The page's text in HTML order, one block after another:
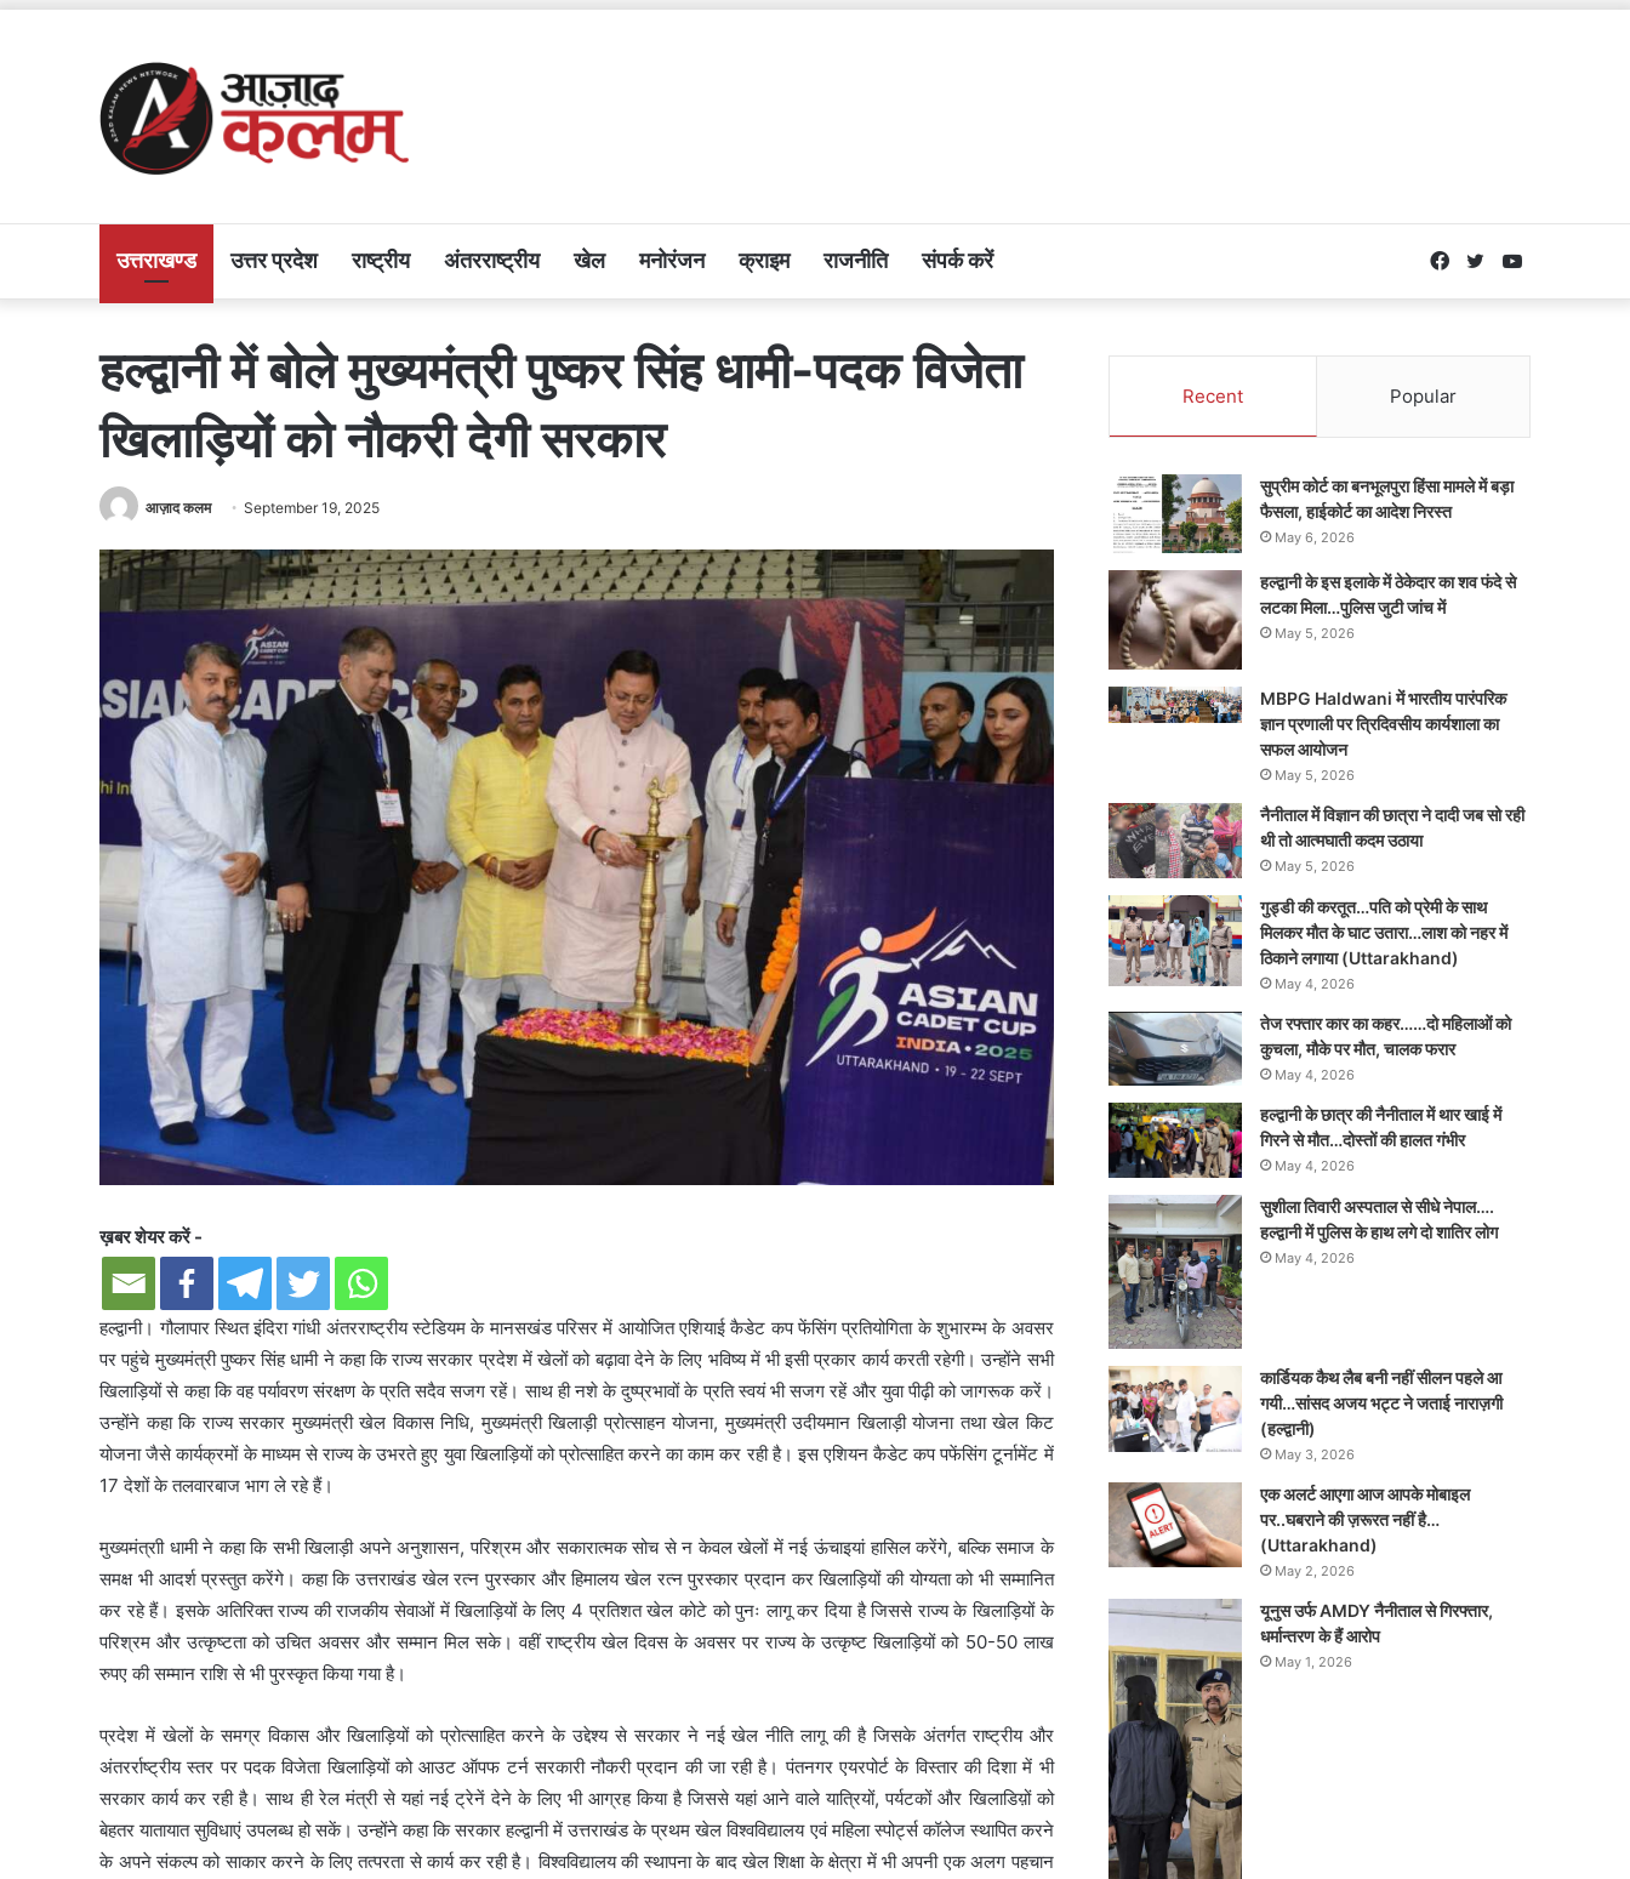
उत्तराखण्ड उत्तर प्रदेश राष्ट्रीय अंतरराष्ट्रीय खेल मनोरंजन क्राइम राजनीति संपर्क करें YouTube
Twitter
Facebook
हल्द्वानी में बोले मुख्यमंत्री पुष्कर सिंह धामी-पदक विजेता
खिलाड़ियों को नौकरी देगी सरकार
आज़ाद कलम September 19, 2025
ख़बर शेयर करें -
हल्द्वानी। गौलापार स्थित इंदिरा गांधी अंतरराष्ट्रीय स्टेडियम के मानसखंड परिसर में आयोजित एशियाई कैडेट कप फेंसिंग प्रतियोगिता के शुभारम्भ के अवसर
पर पहुंचे मुख्यमंत्री पुष्कर सिंह धामी ने कहा कि राज्य सरकार प्रदेश में खेलों को बढ़ावा देने के लिए भविष्य में भी इसी प्रकार कार्य करती रहेगी। उन्होंने सभी
खिलाड़ियों से कहा कि वह पर्यावरण संरक्षण के प्रति सदैव सजग रहें। साथ ही नशे के दुष्प्रभावों के प्रति स्वयं भी सजग रहें और युवा पीढ़ी को जागरूक करें।
उन्होंने कहा कि राज्य सरकार मुख्यमंत्री खेल विकास निधि, मुख्यमंत्री खिलाड़ी प्रोत्साहन योजना, मुख्यमंत्री उदीयमान खिलाड़ी योजना तथा खेल किट
योजना जैसे कार्यक्रमों के माध्यम से राज्य के उभरते हुए युवा खिलाड़ियों को प्रोत्साहित करने का काम कर रही है। इस एशियन कैडेट कप पफेंसिंग टूर्नामेंट में
17 देशों के तलवारबाज भाग ले रहे हैं।
मुख्यमंत्राी धामी ने कहा कि सभी खिलाड़ी अपने अनुशासन, परिश्रम और सकारात्मक सोच से न केवल खेलों में नई ऊंचाइयां हासिल करेंगे, बल्कि समाज के
समक्ष भी आदर्श प्रस्तुत करेंगे। कहा कि उत्तराखंड खेल रत्न पुरस्कार और हिमालय खेल रत्न पुरस्कार प्रदान कर खिलाड़ियों की योग्यता को भी सम्मानित
कर रहे हैं। इसके अतिरिक्त राज्य की राजकीय सेवाओं में खिलाड़ियों के लिए 4 प्रतिशत खेल कोटे को पुनः लागू कर दिया है जिससे राज्य के खिलाड़ियों के
परिश्रम और उत्कृष्टता को उचित अवसर और सम्मान मिल सके। वहीं राष्ट्रीय खेल दिवस के अवसर पर राज्य के उत्कृष्ट खिलाड़ियों को 50-50 लाख
रुपए की सम्मान राशि से भी पुरस्कृत किया गया है।
प्रदेश में खेलों के समग्र विकास और खिलाड़ियों को प्रोत्साहित करने के उद्देश्य से सरकार ने नई खेल नीति लागू की है जिसके अंतर्गत राष्ट्रीय और
अंतरर्राष्ट्रीय स्तर पर पदक विजेता खिलाड़ियों को आउट ऑपफ टर्न सरकारी नौकरी प्रदान की जा रही है। पंतनगर एयरपोर्ट के विस्तार की दिशा में भी
सरकार कार्य कर रही है। साथ ही रेल मंत्री से यहां नई ट्रेनें देने के लिए भी आग्रह किया है जिससे यहां आने वाले यात्रियों, पर्यटकों और खिलाडिय़ों को
बेहतर यातायात सुविधाएं उपलब्ध हो सकें। उन्होंने कहा कि सरकार हल्द्वानी में उत्तराखंड के प्रथम खेल विश्वविद्यालय एवं महिला स्पोर्ट्स कॉलेज स्थापित करने
के अपने संकल्प को साकार करने के लिए तत्परता से कार्य कर रही है। विश्वविद्यालय की स्थापना के बाद खेल शिक्षा के क्षेत्रा में भी अपनी एक अलग पहचान
Recent Popular
सुप्रीम कोर्ट का बनभूलपुरा हिंसा मामले में बड़ा
फैसला, हाईकोर्ट का आदेश निरस्त
May 6, 2026
हल्द्वानी के इस इलाके में ठेकेदार का शव फंदे से
लटका मिला…पुलिस जुटी जांच में
May 5, 2026
MBPG Haldwani में भारतीय पारंपरिक
ज्ञान प्रणाली पर त्रिदिवसीय कार्यशाला का
सफल आयोजन
May 5, 2026
नैनीताल में विज्ञान की छात्रा ने दादी जब सो रही
थी तो आत्मघाती कदम उठाया
May 5, 2026
गुड्डी की करतूत…पति को प्रेमी के साथ
मिलकर मौत के घाट उतारा…लाश को नहर में
ठिकाने लगाया (Uttarakhand)
May 4, 2026
तेज रफ्तार कार का कहर……दो महिलाओं को
कुचला, मौके पर मौत, चालक फरार
May 4, 2026
हल्द्वानी के छात्र की नैनीताल में थार खाई में
गिरने से मौत…दोस्तों की हालत गंभीर
May 4, 2026
सुशीला तिवारी अस्पताल से सीधे नेपाल….
हल्द्वानी में पुलिस के हाथ लगे दो शातिर लोग
May 4, 2026
कार्डियक कैथ लैब बनी नहीं सीलन पहले आ
गयी…सांसद अजय भट्ट ने जताई नाराज़गी
(हल्द्वानी)
May 3, 2026
एक अलर्ट आएगा आज आपके मोबाइल
पर..घबराने की ज़रूरत नहीं है…
(Uttarakhand)
May 2, 2026
यूनुस उर्फ AMDY नैनीताल से गिरफ्तार,
धर्मान्तरण के हैं आरोप
May 1, 2026